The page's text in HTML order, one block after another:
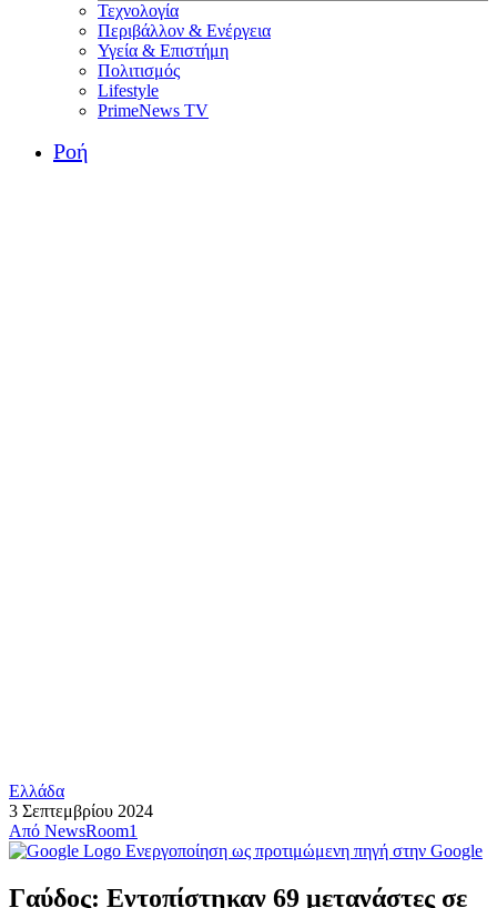
Τεχνολογία
Περιβάλλον & Ενέργεια
Υγεία & Επιστήμη
Πολιτισμός
Lifestyle
PrimeNews TV
Ροή
Ελλάδα
3 Σεπτεμβρίου 2024
Από NewsRoom1
Ενεργοποίηση ως προτιμώμενη πηγή στην Google
Γαύδος: Εντοπίστηκαν 69 μετανάστες σε